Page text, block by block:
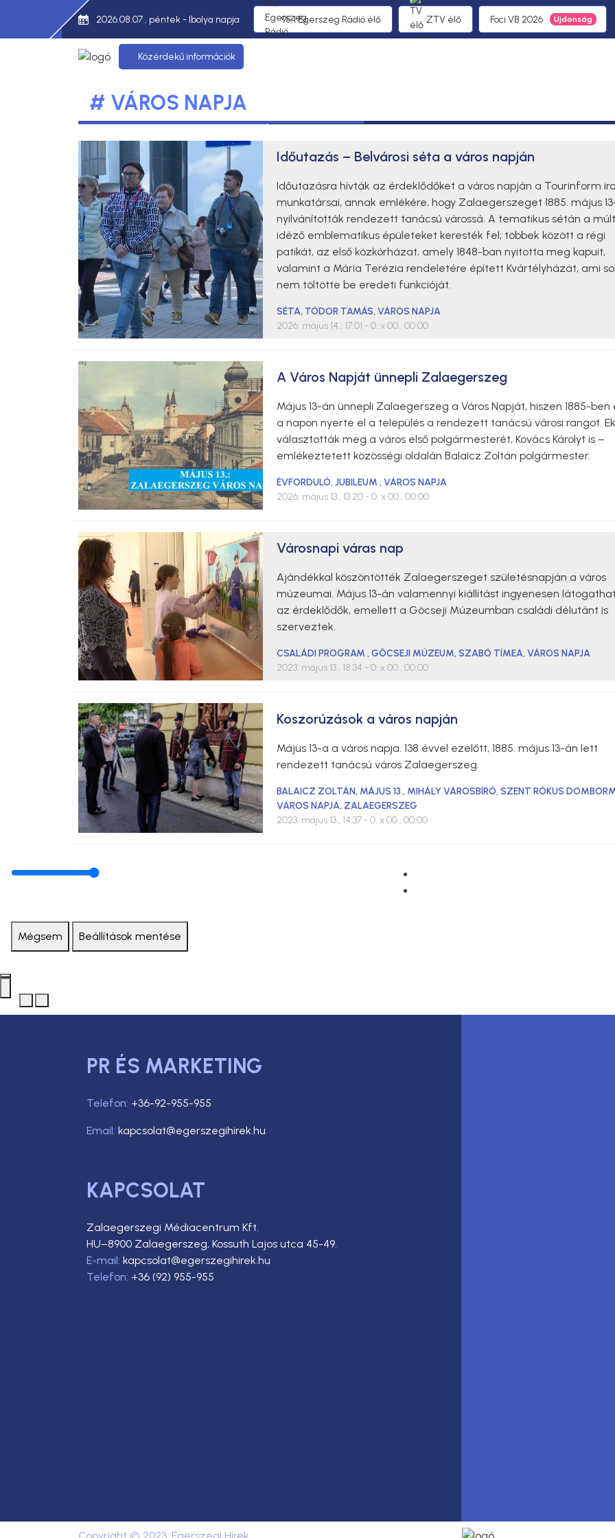
2026.08.07., péntek - Ibolya napja 95,1 Egerszeg Rádió élő ZTV élő Foci VB 2026
Közérdekű információk
# VÁROS NAPJA
Időutazás – Belvárosi séta a város napján
Időutazásra hívták az érdeklődőket a város napján a Tourinform
munkatársai, annak emlékére, hogy Zalaegerszeget 1885. május
nyilvánították rendezett tanácsú várossá. A tematikus sétán a
idéző emblematikus épületeket keresték fel; többek között a régi
patikát, az első közkórházat, amely 1848-ban nyitotta meg kapuit,
valamint a Mária Terézia rendeletére épített Kvártélyházat, ami
nem töltötte be eredeti funkcióját.
SÉTA, TÓDOR TAMÁS,VÁROS NAPJA
2026. május 14., 17:01 - 0. x 00., 00:00
A Város Napját ünnepli Zalaegerszeg
Május 13-án ünnepli Zalaegerszeg a Város Napját, hiszen 1885-ben
a napon nyerte el a település a rendezett tanácsú városi rangot.
választották meg a város első polgármesterét, Kovács Károlyt is –
emlékeztetett közösségi oldalán Balaicz Zoltán polgármester.
ÉVFORDULÓ,JUBILEUM ,VÁROS NAPJA
2026. május 13., 13:20 - 0. x 00., 00:00
Városnapi váras nap
Ajándékkal köszöntötték Zalaegerszeget születésnapján a város
múzeumai. Május 13-án valamennyi kiállítást ingyenesen
az érdeklődők, emellett a Göcseji Múzeumban családi délutánt is
szerveztek.
CSALÁDI PROGRAM ,GÖCSEJI MÚZEUM,SZABÓ TÍMEA,VÁROS NAPJA
2023. május 13., 18:34 - 0. x 00., 00:00
Koszorúzások a város napján
Május 13-a a város napja. 138 évvel ezelőtt, 1885. május 13-án lett
rendezett tanácsú város Zalaegerszeg.
BALAICZ ZOLTÁN, MÁJUS 13., MIHÁLY VÁROSBÍRÓ,SZENT RÓKUS
VÁROS NAPJA, ZALAEGERSZEG
2023. május 13., 14:37 - 0. x 00., 00:00
Mégsem Beállítások mentése
PR ÉS MARKETING
Telefon: +36-92-955-955
Email: kapcsolat@egerszegihirek.hu
KAPCSOLAT
Zalaegerszegi Médiacentrum Kft.
HU–8900 Zalaegerszeg, Kossuth Lajos utca 45-49.
E-mail: kapcsolat@egerszegihirek.hu
Telefon: +36 (92) 955-955
Copyright © 2023. Egerszegi Hírek